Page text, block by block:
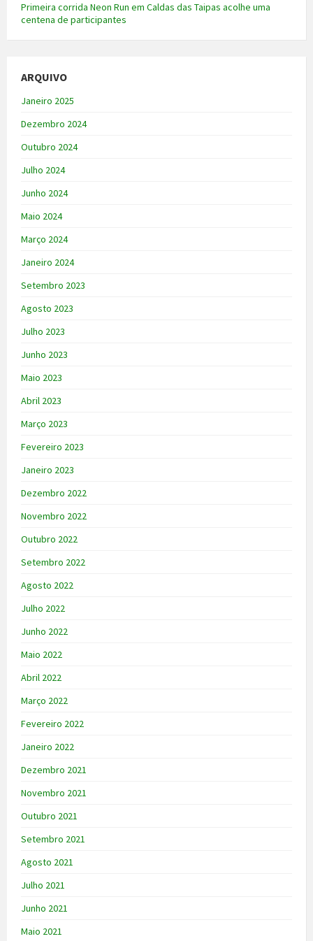
Primeira corrida Neon Run em Caldas das Taipas acolhe uma
centena de participantes
ARQUIVO
Janeiro 2025
Dezembro 2024
Outubro 2024
Julho 2024
Junho 2024
Maio 2024
Março 2024
Janeiro 2024
Setembro 2023
Agosto 2023
Julho 2023
Junho 2023
Maio 2023
Abril 2023
Março 2023
Fevereiro 2023
Janeiro 2023
Dezembro 2022
Novembro 2022
Outubro 2022
Setembro 2022
Agosto 2022
Julho 2022
Junho 2022
Maio 2022
Abril 2022
Março 2022
Fevereiro 2022
Janeiro 2022
Dezembro 2021
Novembro 2021
Outubro 2021
Setembro 2021
Agosto 2021
Julho 2021
Junho 2021
Maio 2021